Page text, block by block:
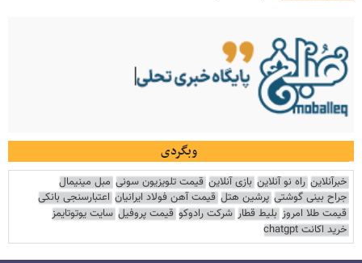
وبگردی
خبرآنلاین راه نو آنلاین بازی آنلاین قیمت تلویزیون سونی مبل مینیمال
جراح بینی گوشتی پرشین هتل قیمت آهن فولاد ایرانیان اعتبارسنجی بانکی
قیمت طلا امروز بلیط قطار شرکت رادوکو قیمت پروفیل سایت یوتوتایمز
خرید اکانت chatgpt